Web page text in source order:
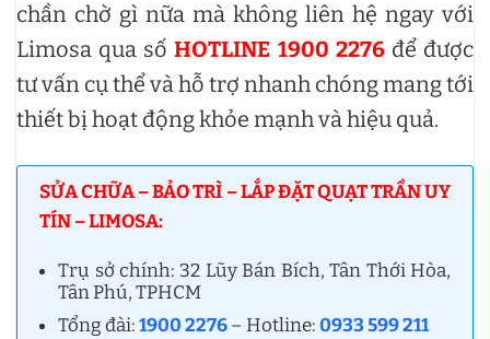
chần chờ gì nữa mà không liên hệ ngay với
Limosa qua sốHOTLINE 1900 2276để được
tư vấn cụ thể và hỗ trợ nhanh chóng mang tới
thiết bị hoạt động khỏe mạnh và hiệu quả.
SỬA CHỮA – BẢO TRÌ – LẮP ĐẶT QUẠT TRẦN UY
TÍN – LIMOSA:
Trụ sở chính: 32 Lũy Bán Bích, Tân Thới Hòa,
Tân Phú, TPHCM
Tổng đài:1900 2276– Hotline:0933 599 211